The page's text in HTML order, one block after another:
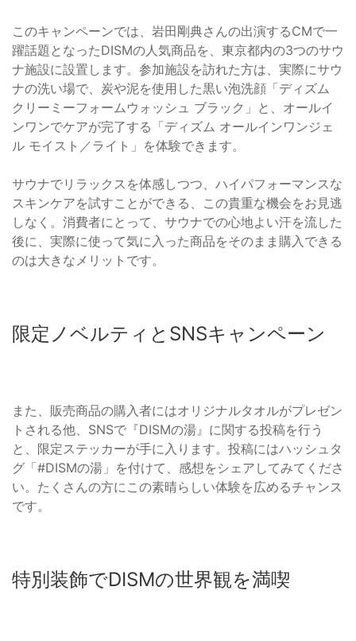
このキャンペーンでは、岩田剛典さんの出演するCMで一
躍話題となったDISMの人気商品を、東京都内の3つのサウ
ナ施設に設置します。参加施設を訪れた方は、実際にサウ
ナの洗い場で、炭や泥を使用した黒い泡洗顔「ディズム
クリーミーフォームウォッシュ ブラック」と、オールイ
ンワンでケアが完了する「ディズム オールインワンジェ
ル モイスト／ライト」を体験できます。
サウナでリラックスを体感しつつ、ハイパフォーマンスな
スキンケアを試すことができる、この貴重な機会をお見逃
しなく。消費者にとって、サウナでの心地よい汗を流した
後に、実際に使って気に入った商品をそのまま購入できる
のは大きなメリットです。
限定ノベルティとSNSキャンペーン
また、販売商品の購入者にはオリジナルタオルがプレゼン
トされる他、SNSで『DISMの湯』に関する投稿を行う
と、限定ステッカーが手に入ります。投稿にはハッシュタ
グ「#DISMの湯」を付けて、感想をシェアしてみてくださ
い。たくさんの方にこの素晴らしい体験を広めるチャンス
です。
特別装飾でDISMの世界観を満喫